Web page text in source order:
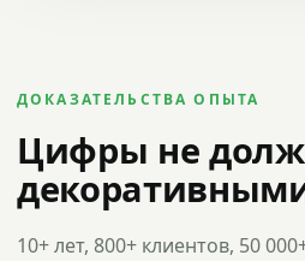
ДОКАЗАТЕЛЬСТВА ОПЫТА
Цифры не
10+ лет, 800+ клиентов, 50